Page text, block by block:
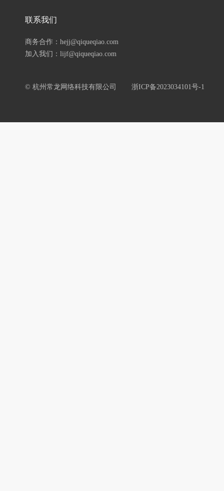
联系我们
商务合作：hejj@qiqueqiao.com
加入我们：lijf@qiqueqiao.com
© 杭州常龙网络科技有限公司 浙ICP备2023034101号-1